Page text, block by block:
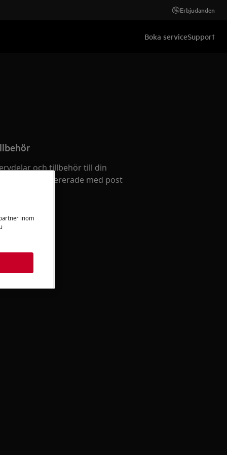
Erbjudanden
Boka serviceSupport
och tillbehör till din
få dem levererade med post
inom